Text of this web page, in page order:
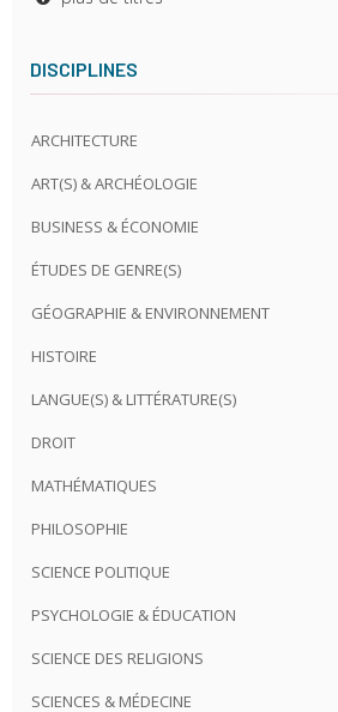
DISCIPLINES
ARCHITECTURE
ART(S) & ARCHÉOLOGIE
BUSINESS & ÉCONOMIE
ÉTUDES DE GENRE(S)
GÉOGRAPHIE & ENVIRONNEMENT
HISTOIRE
LANGUE(S) & LITTÉRATURE(S)
DROIT
MATHÉMATIQUES
PHILOSOPHIE
SCIENCE POLITIQUE
PSYCHOLOGIE & ÉDUCATION
SCIENCE DES RELIGIONS
SCIENCES & MÉDECINE